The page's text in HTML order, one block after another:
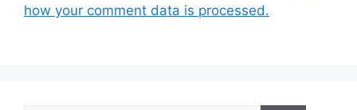
how your comment data is processed.